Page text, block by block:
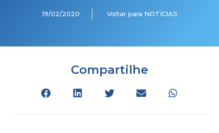
19/02/2020 Voltar para NOTÍCIAS
Compartilhe